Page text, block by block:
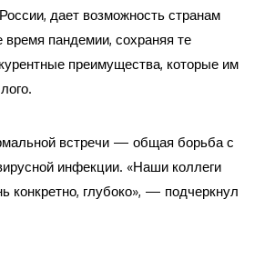
дает возможность странам
время пандемии, сохраняя те
преимущества, которые им
встречи — общая борьба с
инфекции. «Наши коллеги
конкретно, глубоко», — подчеркнул